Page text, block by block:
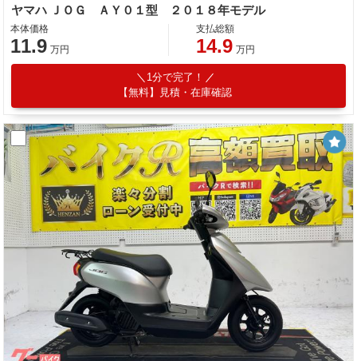
ヤマハ ＪＯＧ ＡＹ０１型 ２０１８年モデル
本体価格
11.9 万円
支払総額
14.9 万円
1分で完了！
【無料】見積・在庫確認